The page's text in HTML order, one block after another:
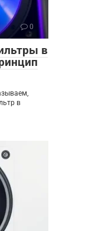
0
в
в